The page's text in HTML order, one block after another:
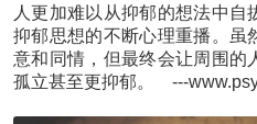
人更加难以从抑郁的想法中
抑郁思想的不断心理重播。虽
意和同情，但最终会让周围的
孤立甚至更抑郁。 ---